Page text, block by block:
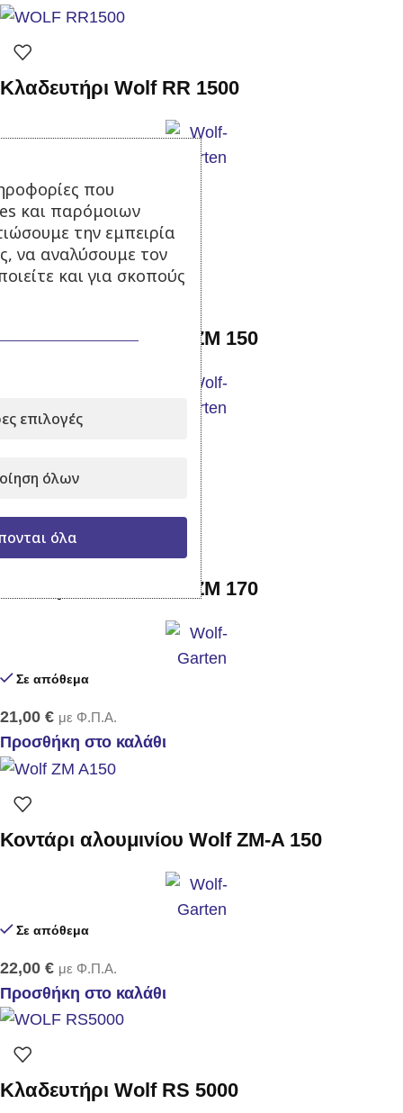
Κλαδευτήρι Wolf RR 1500
17,50 € με Φ.Π.Α.
Προσθήκη στο καλάθι
Κοντάρι ξύλινο Wolf ZM 150
Σε απόθεμα
Προσθήκη στο καλάθι
Κοντάρι ξύλινο Wolf ZM 170
Σε απόθεμα
21,00 € με Φ.Π.Α.
Προσθήκη στο καλάθι
Κοντάρι αλουμινίου Wolf ZM-A 150
Σε απόθεμα
22,00 € με Φ.Π.Α.
Προσθήκη στο καλάθι
Κλαδευτήρι Wolf RS 5000
που
και παρόμοιων
την εμπειρία
να αναλύσουμε τον
και για σκοπούς
επιλογές
όλων
όλα